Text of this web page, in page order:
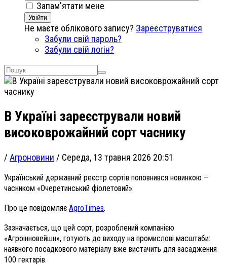
Запам'ятати мене
Увійти
Не маєте облікового запису? Зареєструватися
Забули свій пароль?
Забули свій логін?
В Україні зареєстрували новий
високоврожайний сорт часнику
/ Агроновини / Середа, 13 травня 2026 20:51
Український державний реєстр сортів поповнився новинкою –
часником «Очеретинський фіолетовий».
Про це повідомляє AgroTimes.
Зазначається, що цей сорт, розроблений компанією
«Агроінновейшн», готують до виходу на промислові масштаби:
наявного посадкового матеріалу вже вистачить для засадження
100 гектарів.